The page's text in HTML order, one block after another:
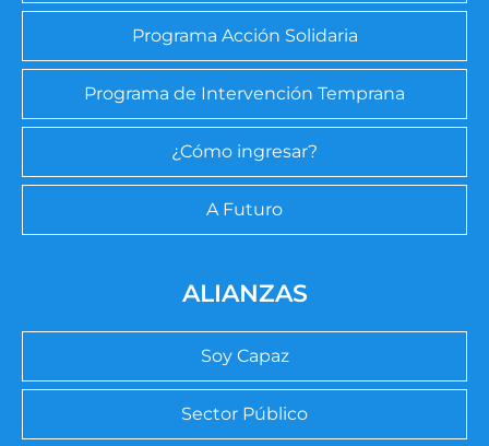
Programa Acción Solidaria
Programa de Intervención Temprana
¿Cómo ingresar?
A Futuro
ALIANZAS
Soy Capaz
Sector Público